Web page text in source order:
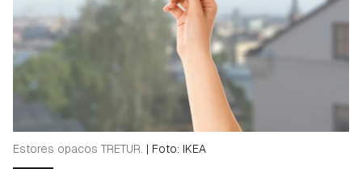
Estores opacos TRETUR. | Foto: IKEA